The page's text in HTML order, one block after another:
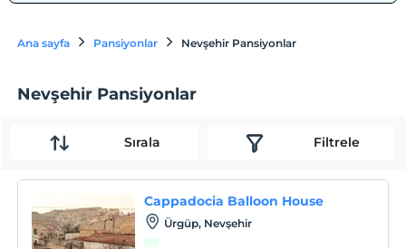
Ana sayfa Pansiyonlar Nevşehir Pansiyonlar
Nevşehir Pansiyonlar
Sırala Filtrele
Cappadocia Balloon House
Ürgüp, Nevşehir